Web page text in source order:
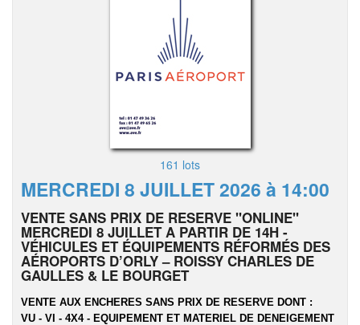
161 lots
MERCREDI 8 JUILLET 2026 à 14:00
VENTE SANS PRIX DE RESERVE "ONLINE"
MERCREDI 8 JUILLET A PARTIR DE 14H -
VÉHICULES ET ÉQUIPEMENTS RÉFORMÉS DES
AÉROPORTS D’ORLY – ROISSY CHARLES DE
GAULLES & LE BOURGET
VENTE AUX ENCHERES SANS PRIX DE RESERVE DONT :
VU - VI - 4X4 - EQUIPEMENT ET MATERIEL DE DENEIGEMENT